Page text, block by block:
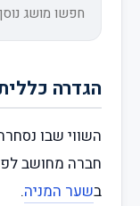
הגדרה
השווי שבו
חברה מחושב
בשער המניה.